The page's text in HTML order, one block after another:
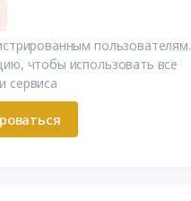
пользователям.
чтобы использовать все
сервиса